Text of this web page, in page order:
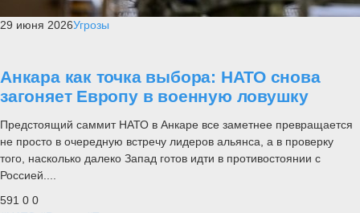
29 июня 2026Угрозы
Анкара как точка выбора: НАТО снова
загоняет Европу в военную ловушку
Предстоящий саммит НАТО в Анкаре все заметнее превращается
не просто в очередную встречу лидеров альянса, а в проверку
того, насколько далеко Запад готов идти в противостоянии с
Россией....
591 0 0